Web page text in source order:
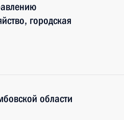
городская
области